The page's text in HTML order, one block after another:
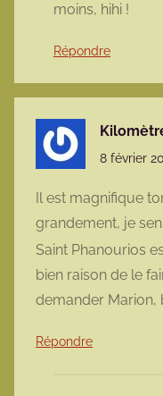
moins, hihi !
Répondre
8 février
Il est magnifique
grandement, je
Saint Phanourios
bien raison de le
demander Marion,
Répondre